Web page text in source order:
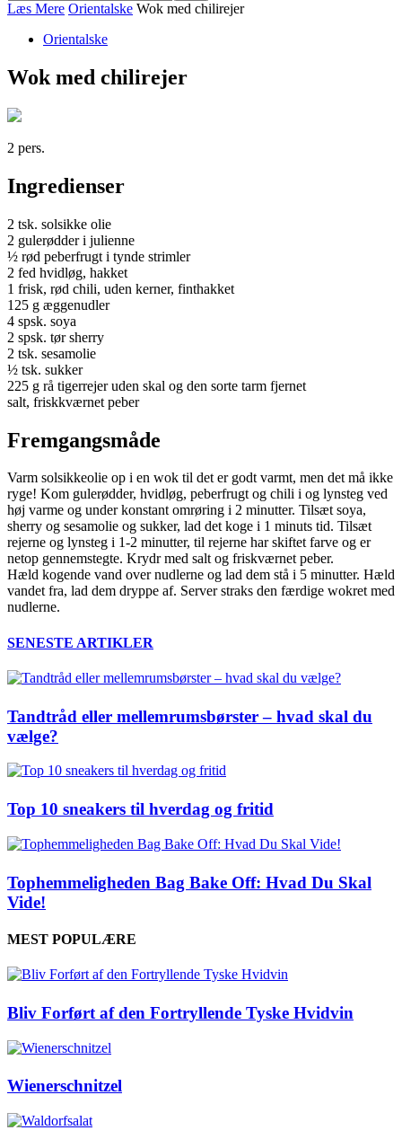
Læs Mere Orientalske Wok med chilirejer
Orientalske
Wok med chilirejer
2 pers.
Ingredienser
2 tsk. solsikke olie
2 gulerødder i julienne
½ rød peberfrugt i tynde strimler
2 fed hvidløg, hakket
1 frisk, rød chili, uden kerner, finthakket
125 g æggenudler
4 spsk. soya
2 spsk. tør sherry
2 tsk. sesamolie
½ tsk. sukker
225 g rå tigerrejer uden skal og den sorte tarm fjernet
salt, friskkværnet peber
Fremgangsmåde
Varm solsikkeolie op i en wok til det er godt varmt, men det må ikke
ryge! Kom gulerødder, hvidløg, peberfrugt og chili i og lynsteg ved
høj varme og under konstant omrøring i 2 minutter. Tilsæt soya,
sherry og sesamolie og sukker, lad det koge i 1 minuts tid. Tilsæt
rejerne og lynsteg i 1-2 minutter, til rejerne har skiftet farve og er
netop gennemstegte. Krydr med salt og friskværnet peber.
Hæld kogende vand over nudlerne og lad dem stå i 5 minutter. Hæld
vandet fra, lad dem dryppe af. Server straks den færdige wokret med
nudlerne.
SENESTE ARTIKLER
Tandtråd eller mellemrumsbørster – hvad skal du
vælge?
Top 10 sneakers til hverdag og fritid
Tophemmeligheden Bag Bake Off: Hvad Du Skal
Vide!
MEST POPULÆRE
Bliv Forført af den Fortryllende Tyske Hvidvin
Wienerschnitzel